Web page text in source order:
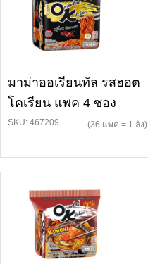
มาม่าออเรียนทัล รสฮอต
โคเรียน แพค 4 ซอง
SKU: 467209 (36 แพค = 1 ลัง)